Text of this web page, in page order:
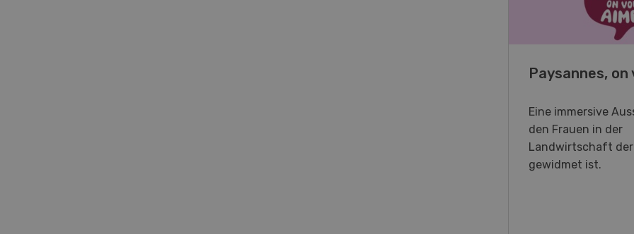
Paysannes, on
Eine immersive
den Frauen in der
Landwirtschaft
gewidmet ist.